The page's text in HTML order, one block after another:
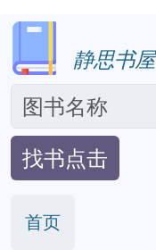
静思书屋
找书点击
首页